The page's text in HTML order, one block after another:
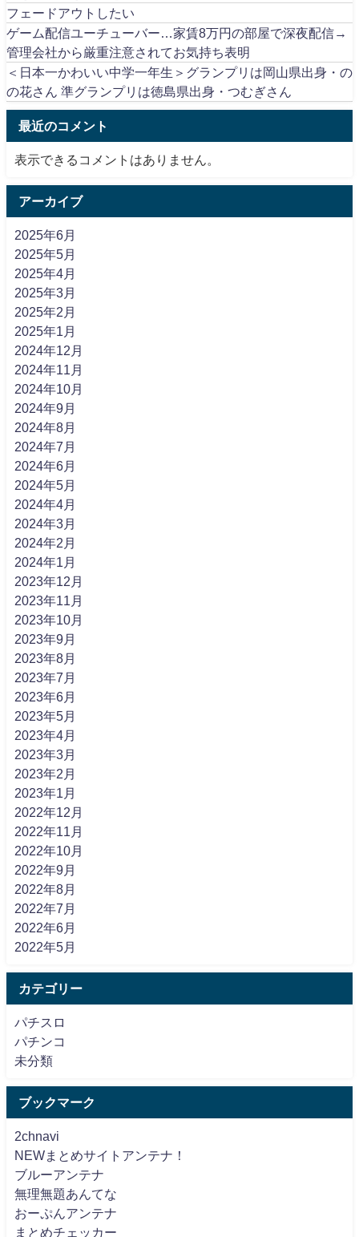
フェードアウトしたい
ゲーム配信ユーチューバー…家賃8万円の部屋で深夜配信→
管理会社から厳重注意されてお気持ち表明
＜日本一かわいい中学一年生＞グランプリは岡山県出身・の
の花さん 準グランプリは徳島県出身・つむぎさん
最近のコメント
表示できるコメントはありません。
アーカイブ
2025年6月
2025年5月
2025年4月
2025年3月
2025年2月
2025年1月
2024年12月
2024年11月
2024年10月
2024年9月
2024年8月
2024年7月
2024年6月
2024年5月
2024年4月
2024年3月
2024年2月
2024年1月
2023年12月
2023年11月
2023年10月
2023年9月
2023年8月
2023年7月
2023年6月
2023年5月
2023年4月
2023年3月
2023年2月
2023年1月
2022年12月
2022年11月
2022年10月
2022年9月
2022年8月
2022年7月
2022年6月
2022年5月
カテゴリー
パチスロ
パチンコ
未分類
ブックマーク
2chnavi
NEWまとめサイトアンテナ！
ブルーアンテナ
無理無題あんてな
おーぷんアンテナ
まとめチェッカー